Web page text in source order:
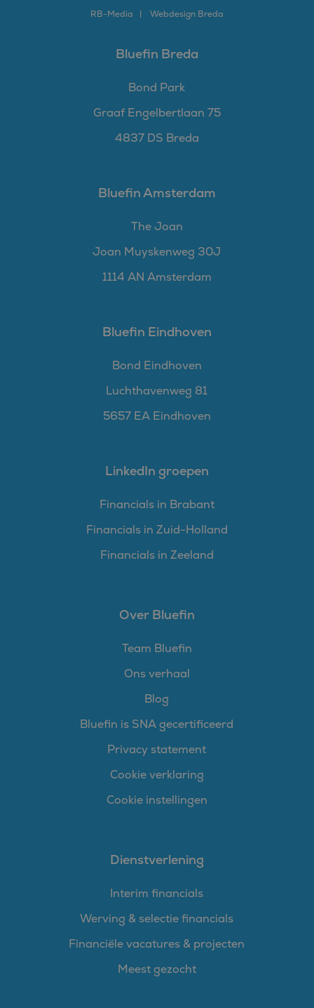
RB-Media Webdesign Breda
Bluefin Breda
Bond Park
Graaf Engelbertlaan 75
4837 DS Breda
Bluefin Amsterdam
The Joan
Joan Muyskenweg 30J
1114 AN Amsterdam
Bluefin Eindhoven
Bond Eindhoven
Luchthavenweg 81
5657 EA Eindhoven
LinkedIn groepen
Financials in Brabant
Financials in Zuid-Holland
Financials in Zeeland
Over Bluefin
Team Bluefin
Ons verhaal
Blog
Bluefin is SNA gecertificeerd
Privacy statement
Cookie verklaring
Cookie instellingen
Dienstverlening
Interim financials
Werving & selectie financials
Financiële vacatures & projecten
Meest gezocht